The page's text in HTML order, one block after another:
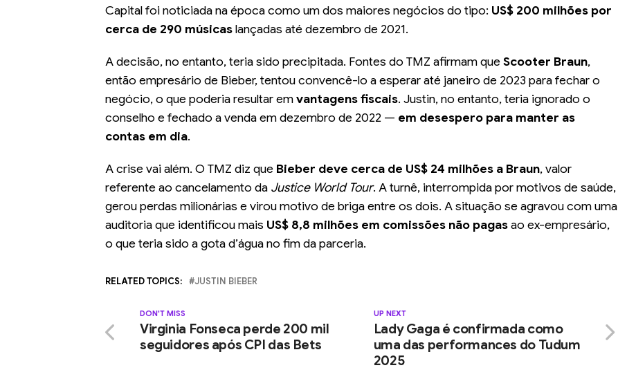
Capital foi noticiada na época como um dos maiores negócios do tipo: US$ 200 milhões por
cerca de 290 músicaslançadas até dezembro de 2021.
A decisão, no entanto, teria sido precipitada. Fontes do TMZ afirmam queScooter Braun,
então empresário de Bieber, tentou convencê-lo a esperar até janeiro de 2023 para fechar o
negócio, o que poderia resultar emvantagens fiscais. Justin, no entanto, teria ignorado o
conselho e fechado a venda em dezembro de 2022 — em desespero para manter as
contas em dia.
A crise vai além. O TMZ diz que Bieber deve cerca de US$ 24 milhões a Braun, valor
referente ao cancelamento da Justice World Tour. A turnê, interrompida por motivos de saúde,
gerou perdas milionárias e virou motivo de briga entre os dois. A situação se agravou com uma
auditoria que identificou mais US$ 8,8 milhões em comissões não pagasao ex-empresário,
o que teria sido a gota d’água no fim da parceria.
RELATED TOPICS: JUSTIN BIEBER
UP NEXT
Lady Gaga é confirmada como
uma das performances do Tudum
2025
DON'T MISS
Virginia Fonseca perde 200 mil
seguidores após CPI das Bets